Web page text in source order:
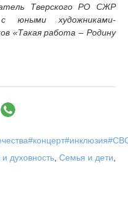
Тверского РО СЖР
юными художниками-
«Такая работа – Родину
и духовность, Семья и дети,